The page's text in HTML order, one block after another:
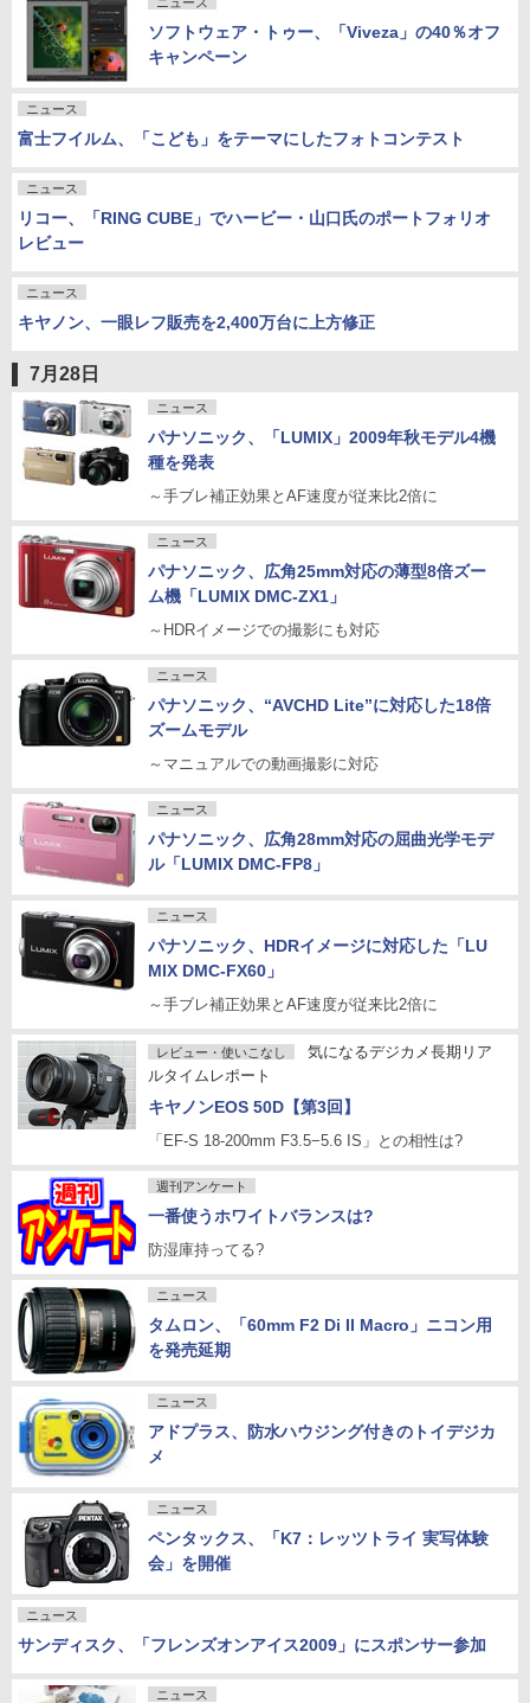
ソフトウェア・トゥー、「Viveza」の40％オフ
キャンペーン
ニュース
富士フイルム、「こども」をテーマにしたフォトコンテスト
ニュース
リコー、「RING CUBE」でハービー・山口氏のポートフォリオ
レビュー
ニュース
キヤノン、一眼レフ販売を2,400万台に上方修正
7月28日
ニュース
パナソニック、「LUMIX」2009年秋モデル4機
種を発表
～手ブレ補正効果とAF速度が従来比2倍に
ニュース
パナソニック、広角25mm対応の薄型8倍ズー
ム機「LUMIX DMC-ZX1」
～HDRイメージでの撮影にも対応
ニュース
パナソニック、“AVCHD Lite”に対応した18倍
ズームモデル
～マニュアルでの動画撮影に対応
ニュース
パナソニック、広角28mm対応の屈曲光学モデ
ル「LUMIX DMC-FP8」
ニュース
パナソニック、HDRイメージに対応した「LU
MIX DMC-FX60」
～手ブレ補正効果とAF速度が従来比2倍に
レビュー・使いこなし
気になるデジカメ長期リア
ルタイムレポート
キヤノンEOS 50D【第3回】
「EF-S 18-200mm F3.5−5.6 IS」との相性は?
週刊アンケート
一番使うホワイトバランスは?
防湿庫持ってる?
ニュース
タムロン、「60mm F2 Di II Macro」ニコン用
を発売延期
ニュース
アドプラス、防水ハウジング付きのトイデジカ
メ
ニュース
ペンタックス、「K7：レッツトライ 実写体験
会」を開催
ニュース
サンディスク、「フレンズオンアイス2009」にスポンサー参加
ニュース